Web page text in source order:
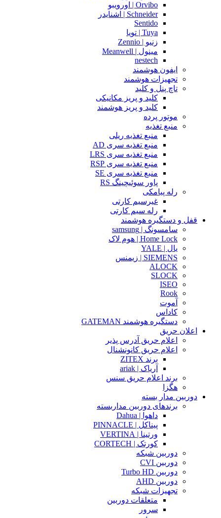
Orvibo | اورویبو
Schneider | اشنایدر
Sentido
Tuya | تویا
زنیو | Zennio
مینول | Meanwell
nestech
ایفون هوشمند
تجهیزات هوشمند
تاچ پنل و کلید
کلید و پریز مکانیکی
کلید و پریز هوشمند
موتور پرده
منبع تغذیه
منبع تغذیه ریلی
منبع تغذیه سری AD
منبع تغذیه سری LRS
منبع تغذیه سری RSP
منبع تغذیه سری SE
پاور سوئیچینگ RS
رله پیامکی
غیرسیم کارتی
رله سیم کارتی
قفل و دستگیره هوشمند
سامسونگ | samsung
Home Lock | هوم لاک
یال | YALE
SIEMENS | زیمنس
ALOCK
SLOCK
ISEO
Rook
آموت
کاداس
دستگیره هوشمند GATEMAN
اعلان حریق
اعلام حریق آدرس پذیر
اعلام حریق کانونشنال
برند ZITEX
آریاک | ariak
برند اعلام حریق سنس
هگزا
دوربین مدار بسته
برندهای دوربین مداربسته
داهوا | Dahua
پیناکل | PINNACLE
ورتینا | VERTINA
کورتک | CORTECH
دوربین شبکه
دوربین CVI
دوربین Turbo HD
دوربین AHD
تجهیزات شبکه
متعلقات دوربین
سرور